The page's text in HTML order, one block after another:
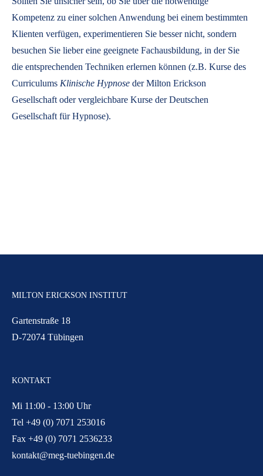
Kompetenz zu einer solchen Anwendung bei einem bestimmten
Klienten verfügen, experimentieren Sie besser nicht, sondern
besuchen Sie lieber eine geeignete Fachausbildung, in der Sie
die entsprechenden Techniken erlernen können (z.B. Kurse des
Curriculums Klinische Hypnose der Milton Erickson
Gesellschaft oder vergleichbare Kurse der Deutschen
Gesellschaft für Hypnose).
MILTON ERICKSON INSTITUT
Gartenstraße 18
D-72074 Tübingen
KONTAKT
Mi 11:00 - 13:00 Uhr
Tel +49 (0) 7071 253016
Fax +49 (0) 7071 2536233
kontakt@meg-tuebingen.de